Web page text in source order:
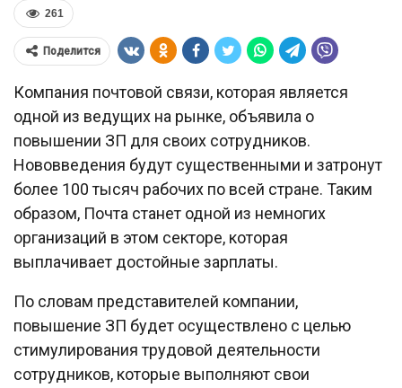
261
Поделится
Компания почтовой связи, которая является
одной из ведущих на рынке, объявила о
повышении ЗП для своих сотрудников.
Нововведения будут существенными и затронут
более 100 тысяч рабочих по всей стране. Таким
образом, Почта станет одной из немногих
организаций в этом секторе, которая
выплачивает достойные зарплаты.
По словам представителей компании,
повышение ЗП будет осуществлено с целью
стимулирования трудовой деятельности
сотрудников, которые выполняют свои